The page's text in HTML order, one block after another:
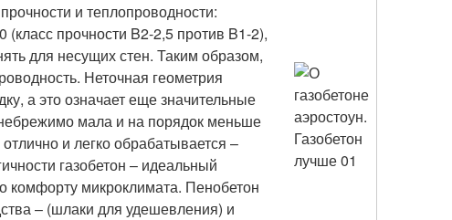
и теплопроводности:
прочности B2-2,5 против B1-2),
для несущих стен. Таким образом,
Неточная геометрия
а это означает еще значительные
мала и на порядок меньше
и легко обрабатывается –
газобетон – идеальный
комфорту микроклимата. Пенобетон
– (шлаки для удешевления) и